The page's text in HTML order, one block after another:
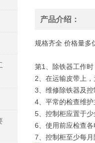
产品介绍：
规格齐全 价格量多
第1、除铁器工作
2、在运输皮带上
3、维修除铁器及
4、平常的检查维
5、控制柜应置于
6、使用前应检查
7、控制柜至少每